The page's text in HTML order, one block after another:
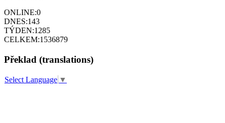
ONLINE:0
DNES:143
TÝDEN:1285
CELKEM:1536879
Překlad (translations)
Select Language ▼